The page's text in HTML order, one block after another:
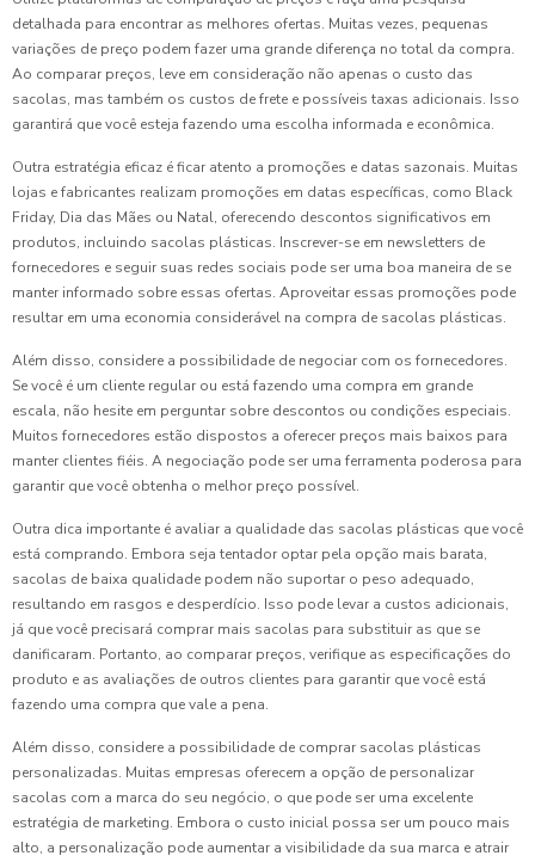
detalhada para encontrar as melhores ofertas. Muitas vezes, pequenas
variações de preço podem fazer uma grande diferença no total da compra.
Ao comparar preços, leve em consideração não apenas o custo das
sacolas, mas também os custos de frete e possíveis taxas adicionais. Isso
garantirá que você esteja fazendo uma escolha informada e econômica.
Outra estratégia eficaz é ficar atento a promoções e datas sazonais. Muitas
lojas e fabricantes realizam promoções em datas específicas, como Black
Friday, Dia das Mães ou Natal, oferecendo descontos significativos em
produtos, incluindo sacolas plásticas. Inscrever-se em newsletters de
fornecedores e seguir suas redes sociais pode ser uma boa maneira de se
manter informado sobre essas ofertas. Aproveitar essas promoções pode
resultar em uma economia considerável na compra de sacolas plásticas.
Além disso, considere a possibilidade de negociar com os fornecedores.
Se você é um cliente regular ou está fazendo uma compra em grande
escala, não hesite em perguntar sobre descontos ou condições especiais.
Muitos fornecedores estão dispostos a oferecer preços mais baixos para
manter clientes fiéis. A negociação pode ser uma ferramenta poderosa para
garantir que você obtenha o melhor preço possível.
Outra dica importante é avaliar a qualidade das sacolas plásticas que você
está comprando. Embora seja tentador optar pela opção mais barata,
sacolas de baixa qualidade podem não suportar o peso adequado,
resultando em rasgos e desperdício. Isso pode levar a custos adicionais,
já que você precisará comprar mais sacolas para substituir as que se
danificaram. Portanto, ao comparar preços, verifique as especificações do
produto e as avaliações de outros clientes para garantir que você está
fazendo uma compra que vale a pena.
Além disso, considere a possibilidade de comprar sacolas plásticas
personalizadas. Muitas empresas oferecem a opção de personalizar
sacolas com a marca do seu negócio, o que pode ser uma excelente
estratégia de marketing. Embora o custo inicial possa ser um pouco mais
alto, a personalização pode aumentar a visibilidade da sua marca e atrair